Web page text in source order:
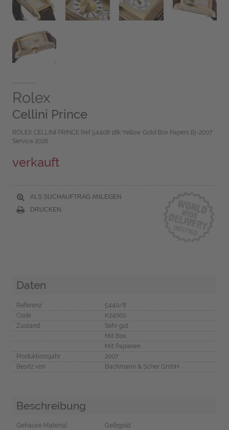
Rolex
Cellini Prince
ROLEX CELLINI PRINCE Ref 54408 18k Yellow Gold Box Papers Bj-2007
Service 2026
verkauft
ALS SUCHAUFTRAG ANLEGEN
DRUCKEN
Daten
Referenz
5440/8
Code
K24000
Zustand
Sehr gut
Mit Box
Mit Papieren
Produktionsjahr
2007
Besitz von
Bachmann & Scher GmbH
Beschreibung
Gehäuse Material
Gelbgold